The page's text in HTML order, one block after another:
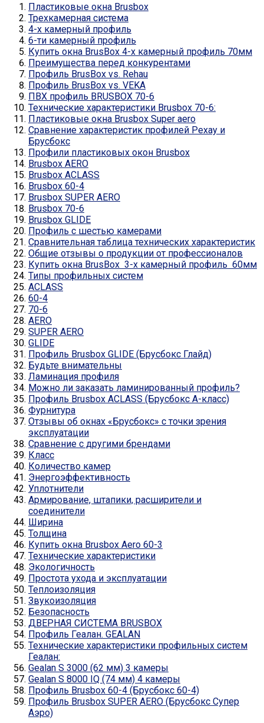
Пластиковые окна Brusbox
Трехкамерная система
4-х камерный профиль
6-ти камерный профиль
Купить окна BrusBox 4-х камерный профиль 70мм
Преимущества перед конкурентами
Профиль BrusBox vs. Rеhau
Профиль BrusBox vs. VEKA
ПВХ профиль BRUSBOX 70-6
Технические характеристики Brusbox 70-6:
Пластиковые окна Brusbox Super aero
Сравнение характеристик профилей Рехау и
Брусбокс
Профили пластиковых окон Brusbox
Brusbox AERO
Brusbox ACLASS
Brusbox 60-4
Brusbox SUPER AERO
Brusbox 70-6
Brusbox GLIDE
Профиль с шестью камерами
Сравнительная таблица технических характеристик
Общие отзывы о продукции от профессионалов
Купить окна BrusBox 3-х камерный профиль 60мм
Типы профильных систем
ACLASS
60-4
70-6
AERO
SUPER AERO
GLIDE
Профиль Brusbox GLIDE (Брусбокс Глайд)
Будьте внимательны
Ламинация профиля
Можно ли заказать ламинированный профиль?
Профиль Brusbox ACLASS (Брусбокс А-класс)
Фурнитура
Отзывы об окнах «Брусбокс» с точки зрения
эксплуатации
Сравнение с другими брендами
Класс
Количество камер
Энергоэффективность
Уплотнители
Армирование, штапики, расширители и
соединители
Ширина
Толщина
Купить окна Brusbox Aero 60-3
Технические характеристики
Экологичность
Простота ухода и эксплуатации
Теплоизоляция
Звукоизоляция
Безопасность
ДВЕРНАЯ СИСТЕМА BRUSBOX
Профиль Геалан. GEALAN
Технические характеристики профильных систем
Геалан:
Gealan S 3000 (62 мм) 3 камеры
Gealan S 8000 IQ (74 мм) 4 камеры
Профиль Brusbox 60-4 (Брусбокс 60-4)
Профиль Brusbox SUPER AERO (Брусбокс Супер
Аэро)